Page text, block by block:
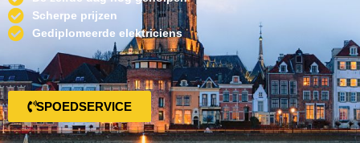
Scherpe prijzen
Gediplomeerde elektriciens
SPOEDSERVICE